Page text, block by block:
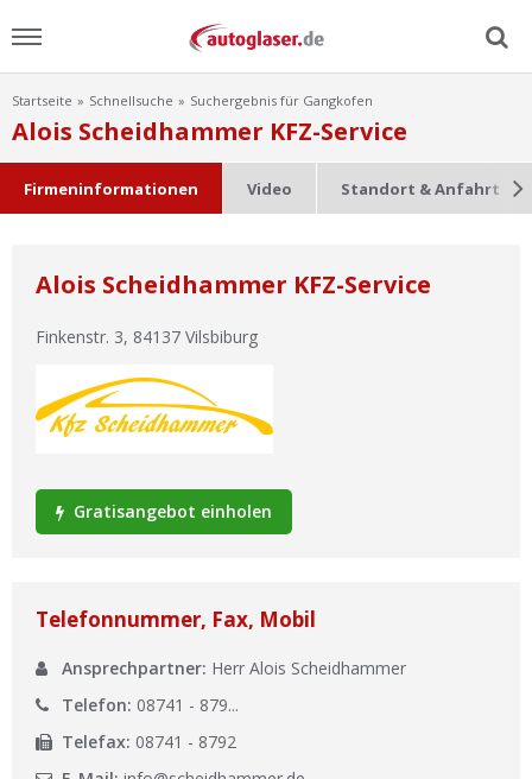
Menu
Home
Ratgeber
Scheibensuche
FAQ
Ist Ihre Werkstatt schon dabei?
Startseite Schnellsuche Suchergebnis für Gangkofen
Alois Scheidhammer KFZ-Service
Firmeninformationen Video Standort & Anfahrt
Alois Scheidhammer KFZ-Service
Finkenstr. 3, 84137 Vilsbiburg
Gratisangebot einholen
Telefonnummer, Fax, Mobil
Ansprechpartner: Herr Alois Scheidhammer
Telefon: 08741 - 879...
Telefax: 08741 - 8792